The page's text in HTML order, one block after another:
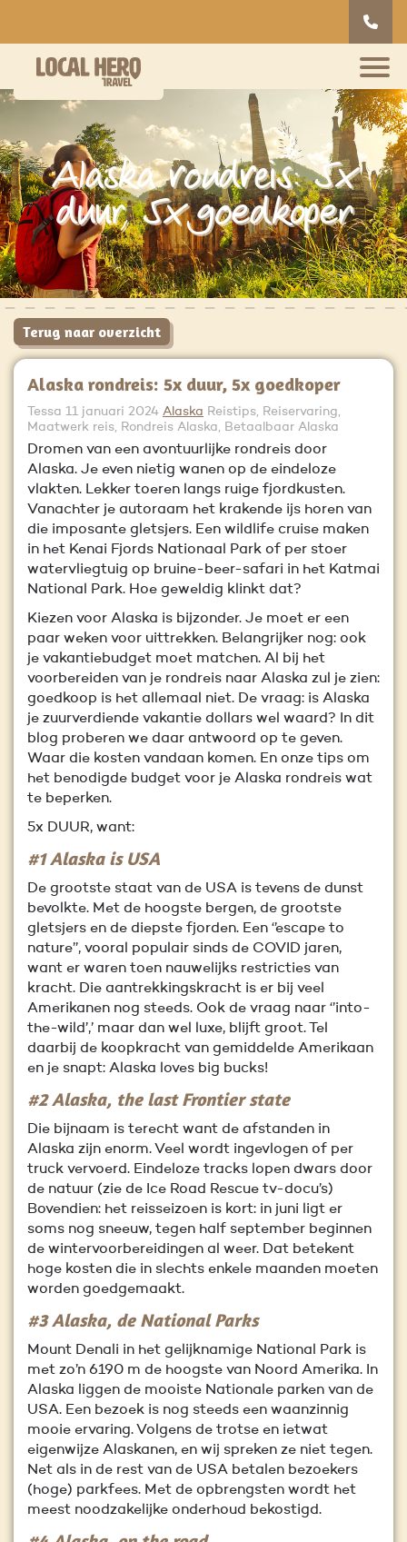
Alaska rondreis: 5x
duur, 5x goedkoper
Alaska rondreis: 5x duur, 5x goedkoper
Tessa 11 januari 2024 Alaska Reistips, Reiservaring,
Maatwerk reis, Rondreis Alaska, Betaalbaar Alaska
Dromen van een avontuurlijke rondreis door
Alaska. Je even nietig wanen op de eindeloze
vlakten. Lekker toeren langs ruige fjordkusten.
Vanachter je autoraam het krakende ijs horen van
die imposante gletsjers. Een wildlife cruise maken
in het Kenai Fjords Nationaal Park of per stoer
watervliegtuig op bruine-beer-safari in het Katmai
National Park. Hoe geweldig klinkt dat?
Kiezen voor Alaska is bijzonder. Je moet er een
paar weken voor uittrekken. Belangrijker nog: ook
je vakantiebudget moet matchen. Al bij het
voorbereiden van je rondreis naar Alaska zul je zien:
goedkoop is het allemaal niet. De vraag: is Alaska
je zuurverdiende vakantie dollars wel waard? In dit
blog proberen we daar antwoord op te geven.
Waar die kosten vandaan komen. En onze tips om
het benodigde budget voor je Alaska rondreis wat
te beperken.
5x DUUR, want:
#1 Alaska is USA
De grootste staat van de USA is tevens de dunst
bevolkte. Met de hoogste bergen, de grootste
gletsjers en de diepste fjorden. Een ‘’escape to
nature’’, vooral populair sinds de COVID jaren,
want er waren toen nauwelijks restricties van
kracht. Die aantrekkingskracht is er bij veel
Amerikanen nog steeds. Ook de vraag naar ‘’into-
the-wild’,’ maar dan wel luxe, blijft groot. Tel
daarbij de koopkracht van gemiddelde Amerikaan
en je snapt: Alaska loves big bucks!
#2 Alaska, the last Frontier state
Die bijnaam is terecht want de afstanden in
Alaska zijn enorm. Veel wordt ingevlogen of per
truck vervoerd. Eindeloze tracks lopen dwars door
de natuur (zie de Ice Road Rescue tv-docu’s)
Bovendien: het reisseizoen is kort: in juni ligt er
soms nog sneeuw, tegen half september beginnen
de wintervoorbereidingen al weer. Dat betekent
hoge kosten die in slechts enkele maanden moeten
worden goedgemaakt.
#3 Alaska, de National Parks
Mount Denali in het gelijknamige National Park is
met zo’n 6190 m de hoogste van Noord Amerika. In
Alaska liggen de mooiste Nationale parken van de
USA. Een bezoek is nog steeds een waanzinnig
mooie ervaring. Volgens de trotse en ietwat
eigenwijze Alaskanen, en wij spreken ze niet tegen.
Net als in de rest van de USA betalen bezoekers
(hoge) parkfees. Met de opbrengsten wordt het
meest noodzakelijke onderhoud bekostigd.
Terug naar overzicht